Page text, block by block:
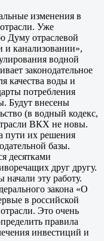
изменения в
Уже
Думу отраслевой
канализовании»,
водной
законодательное
качества воды и
потребления
Будут внесены
(в водный кодекс,
ВКХ не новы.
пути их решения
базы.
десятками
друг другу.
эту работу.
закона «О
в российской
Это очень
правила
инвестиций и